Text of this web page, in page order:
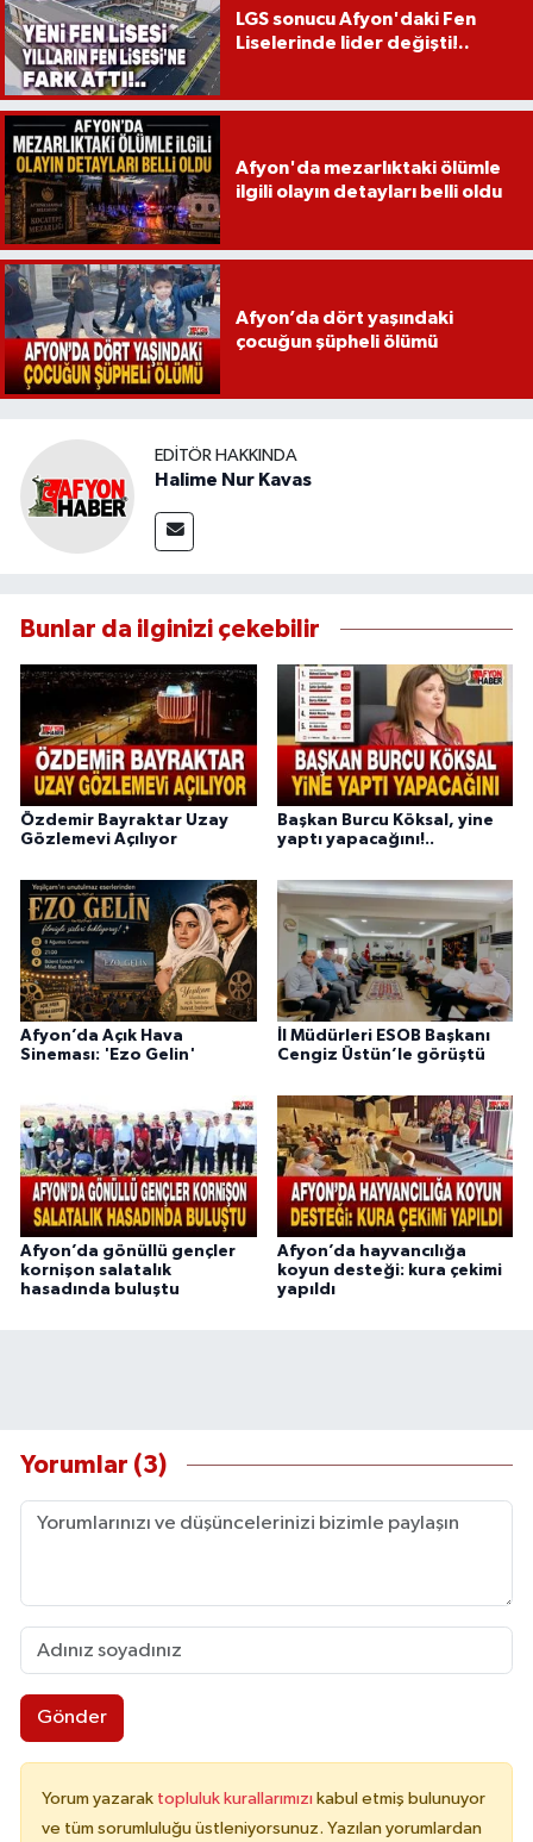
LGS sonucu Afyon'daki Fen
Liselerinde lider değişti!..
Afyon'da mezarlıktaki ölümle
ilgili olayın detayları belli oldu
Afyon’da dört yaşındaki
çocuğun şüpheli ölümü
EDITÖR HAKKINDA
Halime Nur Kavas
Bunlar da ilginizi çekebilir
Özdemir Bayraktar Uzay
Gözlemevi Açılıyor
Başkan Burcu Köksal, yine
yaptı yapacağını!..
Afyon’da Açık Hava
Sineması: 'Ezo Gelin'
İl Müdürleri ESOB Başkanı
Cengiz Üstün’le görüştü
Afyon’da gönüllü gençler
kornişon salatalık
hasadında buluştu
Afyon’da hayvancılığa
koyun desteği: kura çekimi
yapıldı
Yorumlar (3)
Gönder
Yorum yazarak topluluk kurallarımızı kabul etmiş bulunuyor
ve tüm sorumluluğu üstleniyorsunuz. Yazılan yorumlardan